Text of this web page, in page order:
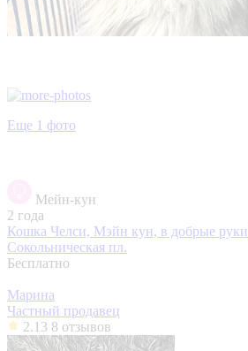
Еще 1 фото
Мейн-кун
2 года
Кошка Челси, Мэйн кун, в добрые руки
Сокольническая пл.
Бесплатно
Марина
Частный продавец
2.13 8 отзывов